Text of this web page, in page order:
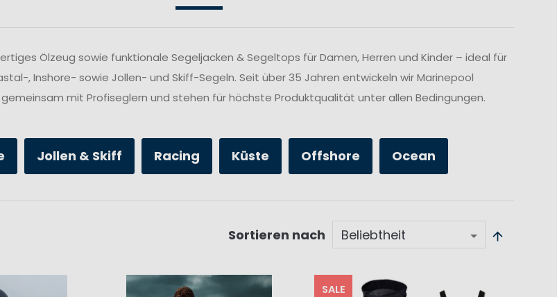
Ölzeug sowie funktionale Segeljacken & Segeltops für Damen, Herren und Kinder – ideal für
, Inshore- sowie Jollen- und Skiff-Segeln. Seit über 35 Jahren entwickeln wir Marinepool
mit Profiseglern und stehen für höchste Produktqualität unter allen Bedingungen.
Jollen & Skiff Racing Küste Offshore Ocean
Sortieren nach
SALE